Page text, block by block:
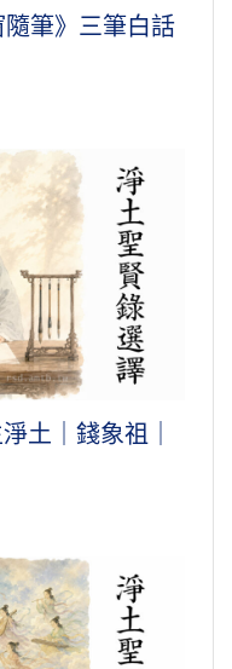
筆》三筆白話
土｜錢象祖｜